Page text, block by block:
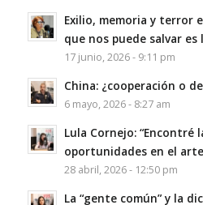
Exilio, memoria y terror
que nos puede salvar es
17 junio, 2026 - 9:11 pm
China: ¿cooperación o
6 mayo, 2026 - 8:27 am
Lula Cornejo: “Encontré
oportunidades en el
28 abril, 2026 - 12:50 pm
La “gente común” y la